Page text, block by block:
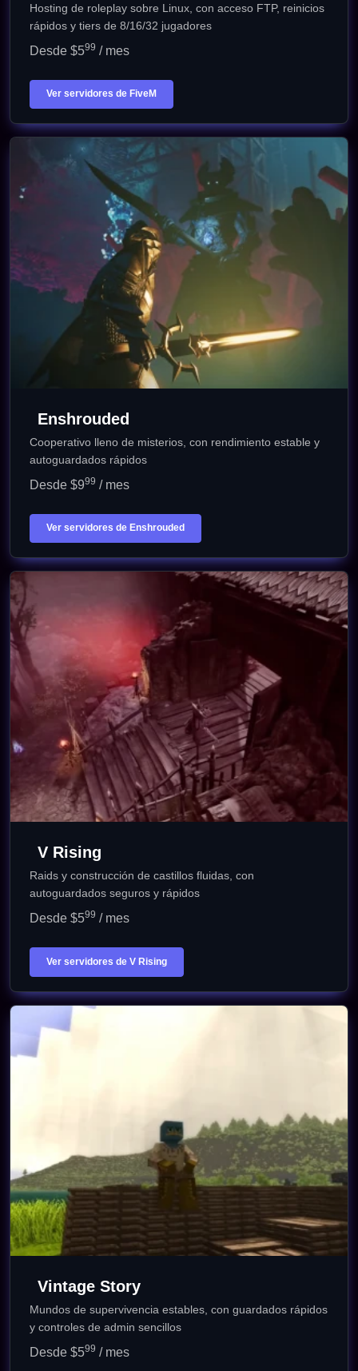
Hosting de roleplay sobre Linux, con acceso FTP, reinicios
rápidos y tiers de 8/16/32 jugadores
Desde $599 / mes
Ver servidores de FiveM
Enshrouded
Cooperativo lleno de misterios, con rendimiento estable y
autoguardados rápidos
Desde $999 / mes
Ver servidores de Enshrouded
V Rising
Raids y construcción de castillos fluidas, con
autoguardados seguros y rápidos
Desde $599 / mes
Ver servidores de V Rising
Vintage Story
Mundos de supervivencia estables, con guardados rápidos
y controles de admin sencillos
Desde $599 / mes